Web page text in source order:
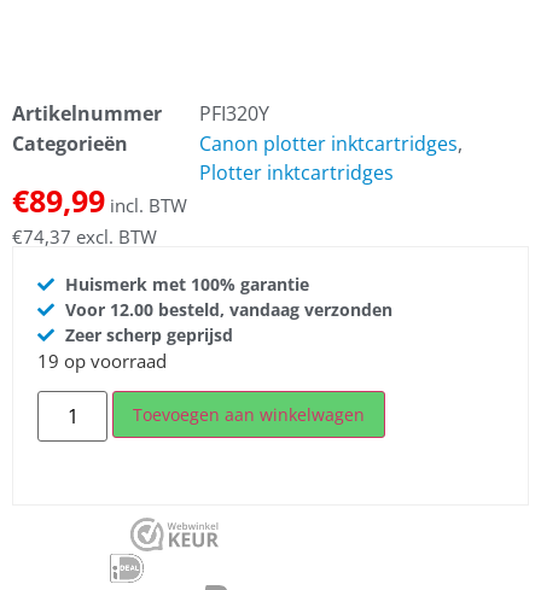
Artikelnummer
PFI320Y
Categorieën
Canon plotter inktcartridges,
Plotter inktcartridges
€89,99 incl. BTW
€74,37 excl. BTW
Huismerk met 100% garantie
Voor 12.00 besteld, vandaag verzonden
Zeer scherp geprijsd
19 op voorraad
Toevoegen aan winkelwagen